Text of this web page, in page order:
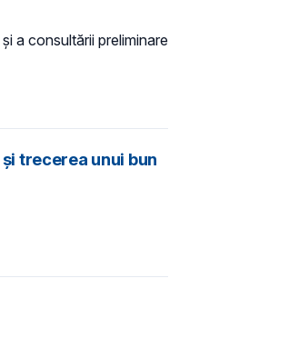
a consultării preliminare
trecerea unui bun